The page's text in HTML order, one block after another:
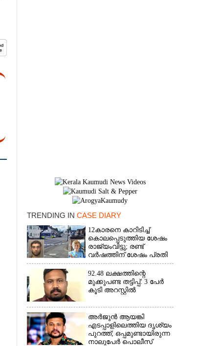
TRENDING IN CASE DIARY
12കാരനെ കാറിടിച്ച്
കൊലപ്പെടുത്തിയ ശേഷം
രാജ്യംവിട്ടു; രണ്ട്
വർഷത്തിന് ശേഷം പ്രതി
പിടിയിൽ
92.48 ലക്ഷത്തിന്റെ
മുക്കുപണ്ട തട്ടിപ്പ്: 3 പേർ
കൂടി അറസ്റ്റിൽ
അർജുൻ ആയങ്കി
എടപ്പാളിലെത്തിയ ദൃശ്യം
പുറത്ത്; ഒപ്പമുണ്ടായിരുന്ന
നാലുപേർ പൊലീസ്
×